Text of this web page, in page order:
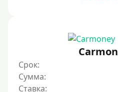
Срок:
Сумма:
Ставка: